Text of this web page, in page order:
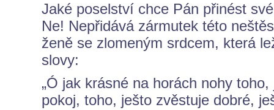
Jaké poselství chce Pán přinést
Ne! Nepřidává zármutek této
ženě se zlomeným srdcem, která
slovy:
„Ó jak krásné na horách nohy
pokoj, toho, ješto zvěstuje dobré,